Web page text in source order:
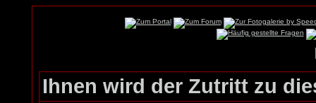
Ihnen wird der Zutritt zu